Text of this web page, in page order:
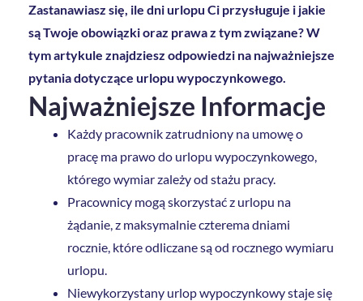
Zastanawiasz się, ile dni urlopu Ci przysługuje i jakie
są Twoje obowiązki oraz prawa z tym związane? W
tym artykule znajdziesz odpowiedzi na najważniejsze
pytania dotyczące urlopu wypoczynkowego.
Najważniejsze Informacje
Każdy pracownik zatrudniony na umowę o
pracę ma prawo do urlopu wypoczynkowego,
którego wymiar zależy od stażu pracy.
Pracownicy mogą skorzystać z urlopu na
żądanie, z maksymalnie czterema dniami
rocznie, które odliczane są od rocznego wymiaru
urlopu.
Niewykorzystany urlop wypoczynkowy staje się